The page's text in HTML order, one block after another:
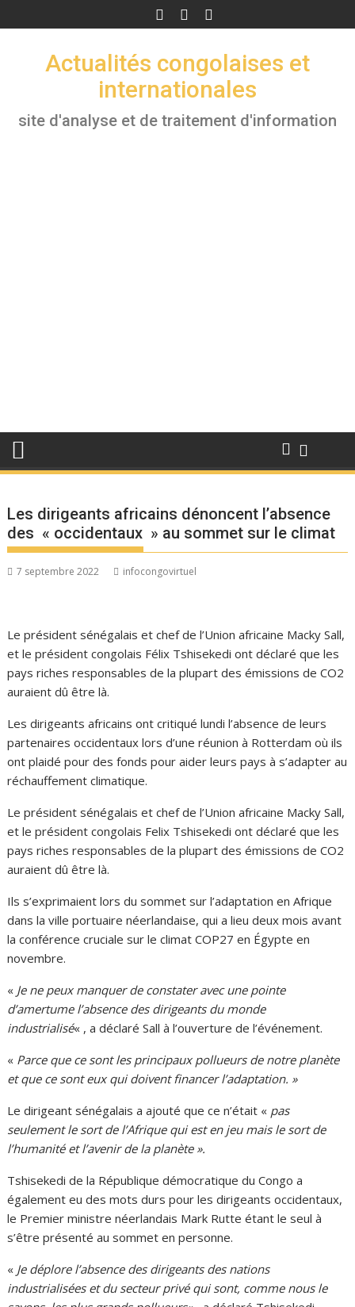
to
Actualités congolaises et
internationales
site d'analyse et de traitement d'information
Les dirigeants africains dénoncent l’absence
des « occidentaux » au sommet sur le climat
7 septembre 2022 infocongovirtuel
Le président sénégalais et chef de l’Union africaine Macky Sall,
et le président congolais Félix Tshisekedi ont déclaré que les
pays riches responsables de la plupart des émissions de CO2
auraient dû être là.
Les dirigeants africains ont critiqué lundi l’absence de leurs
partenaires occidentaux lors d’une réunion à Rotterdam où ils
ont plaidé pour des fonds pour aider leurs pays à s’adapter au
réchauffement climatique.
Le président sénégalais et chef de l’Union africaine Macky Sall,
et le président congolais Felix Tshisekedi ont déclaré que les
pays riches responsables de la plupart des émissions de CO2
auraient dû être là.
Ils s’exprimaient lors du sommet sur l’adaptation en Afrique
dans la ville portuaire néerlandaise, qui a lieu deux mois avant
la conférence cruciale sur le climat COP27 en Égypte en
novembre.
« Je ne peux manquer de constater avec une pointe
d’amertume l’absence des dirigeants du monde
industrialisé« , a déclaré Sall à l’ouverture de l’événement.
« Parce que ce sont les principaux pollueurs de notre planète
et que ce sont eux qui doivent financer l’adaptation. »
Le dirigeant sénégalais a ajouté que ce n’était « pas
seulement le sort de l’Afrique qui est en jeu mais le sort de
l’humanité et l’avenir de la planète ».
Tshisekedi de la République démocratique du Congo a
également eu des mots durs pour les dirigeants occidentaux,
le Premier ministre néerlandais Mark Rutte étant le seul à
s’être présenté au sommet en personne.
« Je déplore l’absence des dirigeants des nations
industrialisées et du secteur privé qui sont, comme nous le